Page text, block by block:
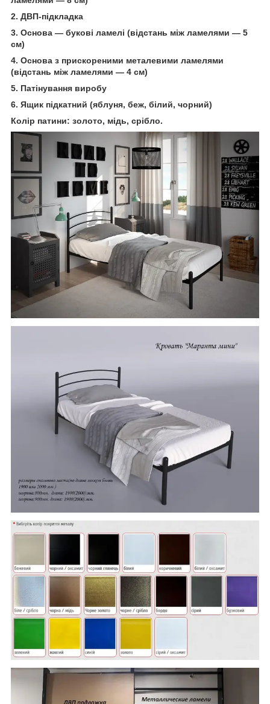
2. ДВП-підкладка
3. Основа — букові ламелі (відстань між ламелями — 5
см)
4. Основа з прискореними металевими ламелями
(відстань між ламелями — 4 см)
5. Патінування виробу
6. Ящик підкатний (яблуня, беж, білий, чорний)
Колір патини: золото, мідь, срібло.